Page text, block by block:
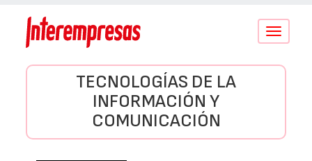
Conmutar
TECNOLOGÍAS DE LA
INFORMACIÓN Y
COMUNICACIÓN